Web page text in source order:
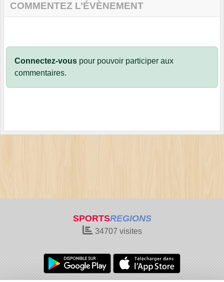
COMMENTEZ L’ÉVÈNEMENT
Connectez-vous pour pouvoir participer aux
commentaires.
SPORTSREGIONS
34707 visites